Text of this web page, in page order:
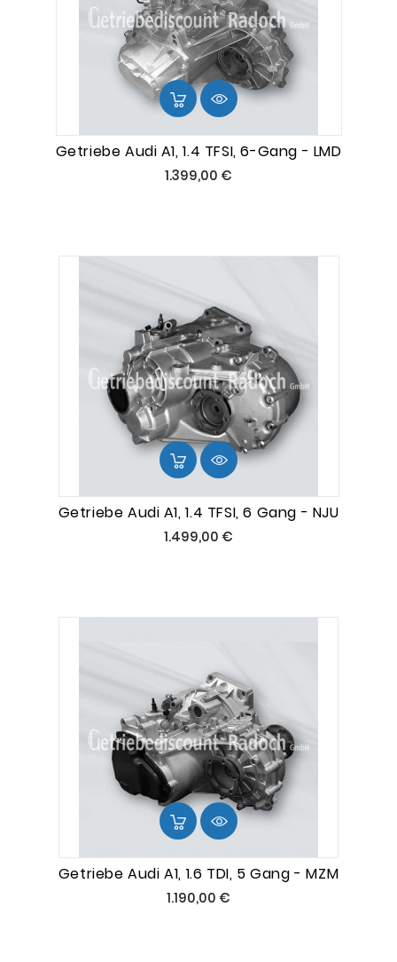
Getriebe Audi A1, 1.4 TFSI, 6-Gang - LMD
1.399,00 €
Getriebe Audi A1, 1.4 TFSI, 6 Gang - NJU
1.499,00 €
Getriebe Audi A1, 1.6 TDI, 5 Gang - MZM
1.190,00 €